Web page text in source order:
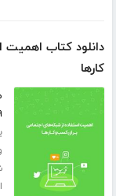
دانلود کتاب
کارها